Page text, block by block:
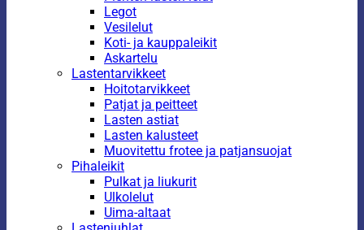
Legot
Vesilelut
Koti- ja kauppaleikit
Askartelu
Lastentarvikkeet
Hoitotarvikkeet
Patjat ja peitteet
Lasten astiat
Lasten kalusteet
Muovitettu frotee ja patjansuojat
Pihaleikit
Pulkat ja liukurit
Ulkolelut
Uima-altaat